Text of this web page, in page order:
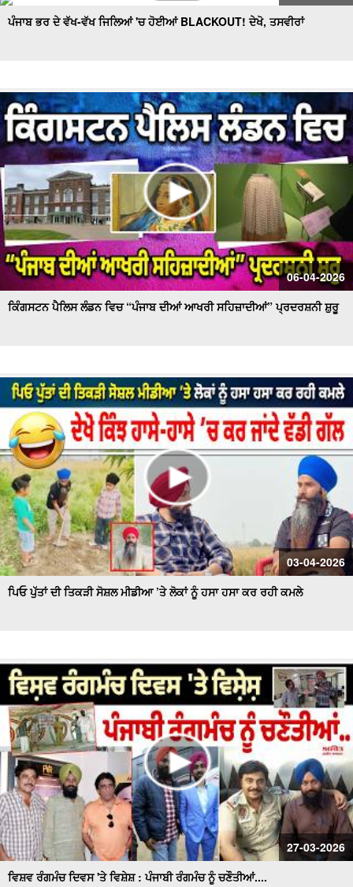
ਪੰਜਾਬ ਭਰ ਦੇ ਵੱਖ-ਵੱਖ ਜਿਲਿਆਂ 'ਚ ਹੋਈਆਂ BLACKOUT! ਦੇਖੋ, ਤਸਵੀਰਾਂ
06-04-2026
ਕਿੰਗਸਟਨ ਪੈਲਿਸ ਲੰਡਨ ਵਿਚ “ਪੰਜਾਬ ਦੀਆਂ ਆਖਰੀ ਸਹਿਜ਼ਾਦੀਆਂ” ਪ੍ਰਦਰਸ਼ਨੀ ਸ਼ੁਰੂ
03-04-2026
ਪਿਓ ਪੁੱਤਾਂ ਦੀ ਤਿਕੜੀ ਸੋਸ਼ਲ ਮੀਡੀਆ ’ਤੇ ਲੋਕਾਂ ਨੂੰ ਹਸਾ ਹਸਾ ਕਰ ਰਹੀ ਕਮਲੇ
27-03-2026
ਵਿਸ਼ਵ ਰੰਗਮੰਚ ਦਿਵਸ 'ਤੇ ਵਿਸ਼ੇਸ਼ : ਪੰਜਾਬੀ ਰੰਗਮੰਚ ਨੂੰ ਚਣੌਤੀਆਂ....